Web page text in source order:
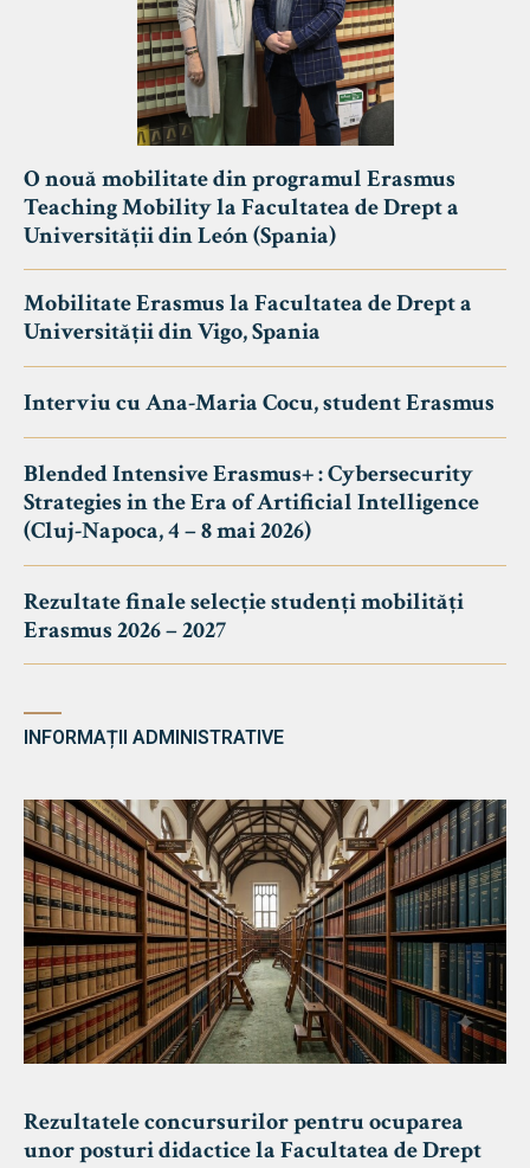
O nouă mobilitate din programul Erasmus
Teaching Mobility la Facultatea de Drept a
Universității din León (Spania)
Mobilitate Erasmus la Facultatea de Drept a
Universității din Vigo, Spania
Interviu cu Ana-Maria Cocu, student Erasmus
Blended Intensive Erasmus+ : Cybersecurity
Strategies in the Era of Artificial Intelligence
(Cluj-Napoca, 4 – 8 mai 2026)
Rezultate finale selecție studenți mobilități
Erasmus 2026 – 2027
INFORMAȚII ADMINISTRATIVE
Rezultatele concursurilor pentru ocuparea
unor posturi didactice la Facultatea de Drept